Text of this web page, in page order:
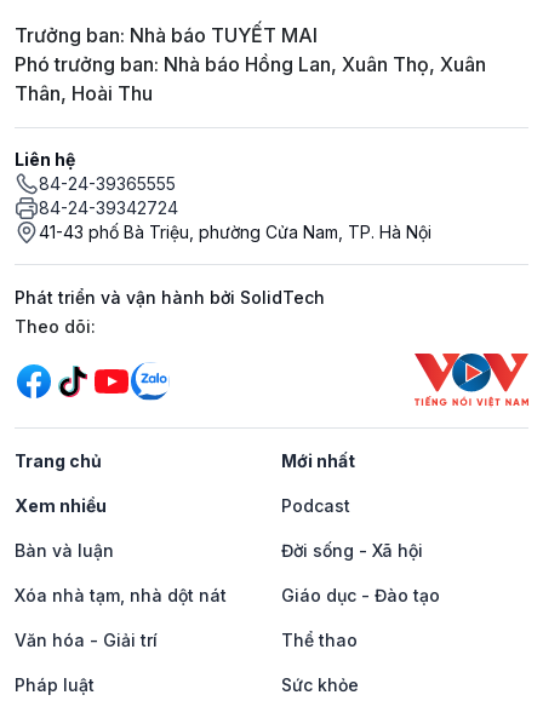
Trưởng ban: Nhà báo TUYẾT MAI
Phó trưởng ban: Nhà báo Hồng Lan, Xuân Thọ, Xuân
Thân, Hoài Thu
Liên hệ
84-24-39365555
84-24-39342724
41-43 phố Bà Triệu, phường Cửa Nam, TP. Hà Nội
Phát triển và vận hành bởi SolidTech
Mạng xã hội
Theo dõi:
Trang chủ Mới nhất
Xem nhiều Podcast
Bàn và luận Đời sống - Xã hội
Xóa nhà tạm, nhà dột nát Giáo dục - Đào tạo
Văn hóa - Giải trí Thể thao
Pháp luật Sức khỏe